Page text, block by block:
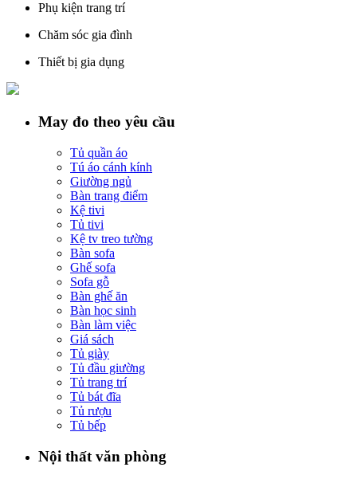
Phụ kiện trang trí
Chăm sóc gia đình
Thiết bị gia dụng
May đo theo yêu cầu
Tủ quần áo
Tú áo cánh kính
Giường ngủ
Bàn trang điểm
Kệ tivi
Tủ tivi
Kệ tv treo tường
Bàn sofa
Ghế sofa
Sofa gỗ
Bàn ghế ăn
Bàn học sinh
Bàn làm việc
Giá sách
Tủ giày
Tủ đầu giường
Tủ trang trí
Tủ bát đĩa
Tủ rượu
Tủ bếp
Nội thất văn phòng